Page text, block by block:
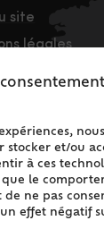
stocker et/ou
à ces
le
de ne pas
effet négatif
site
légales